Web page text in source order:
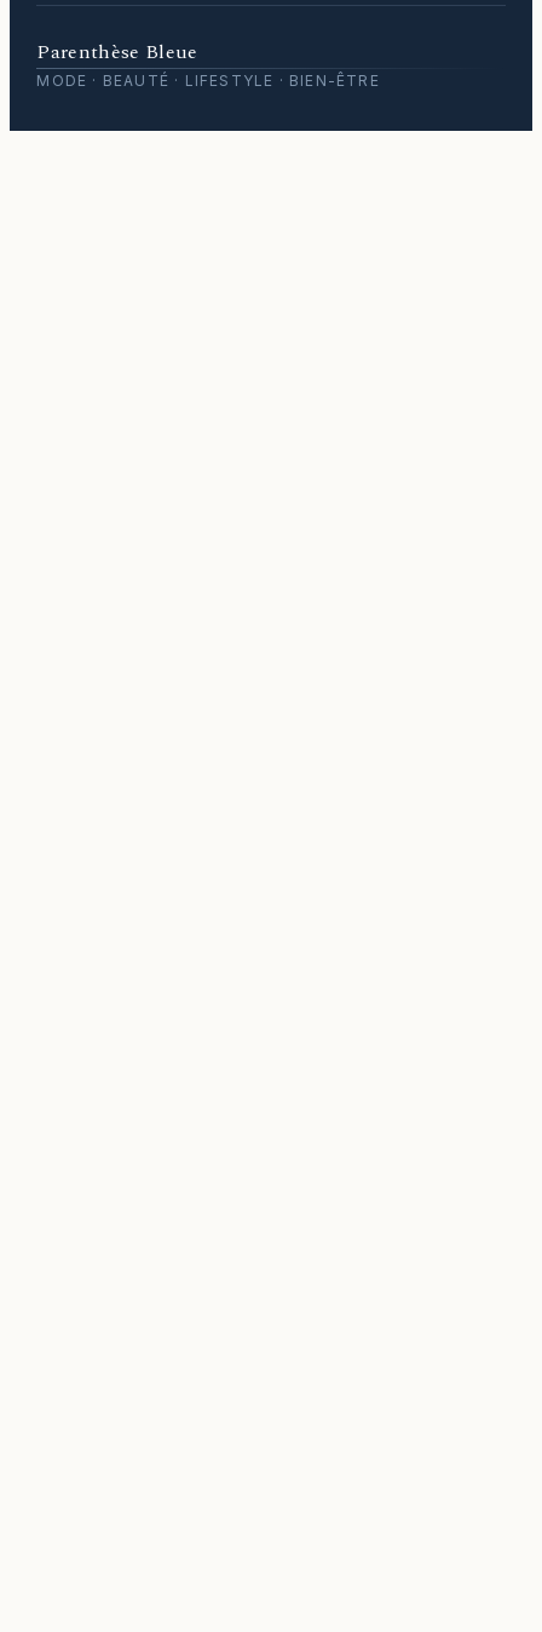
Parenthèse Bleue
MODE · BEAUTÉ · LIFESTYLE · BIEN-ÊTRE